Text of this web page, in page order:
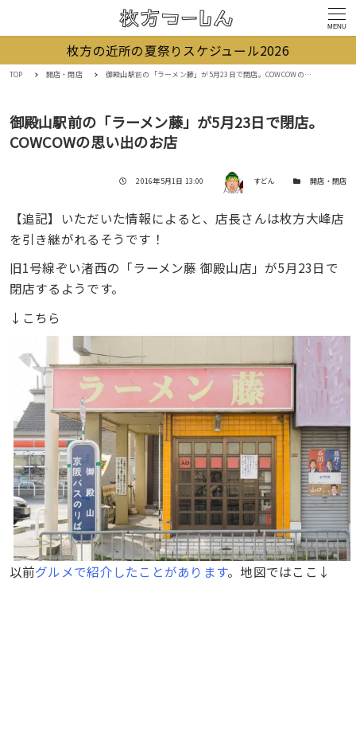
MENU
枚方の近所の夏祭りスケジュール2026
TOP 開店・閉店 御殿山駅前の「ラーメン藤」が5月23日で閉店。COWCOWの思い出のお店
御殿山駅前の「ラーメン藤」が5月23日で閉店。
COWCOWの思い出のお店
投稿日
2016年5月1日 13:00 著者 すどん カテゴリー開店・閉店
【追記】いただいた情報によると、店長さんは枚方大峰店
を引き継がれるそうです！
旧1号線ぞい渚西の「ラーメン藤 御殿山店」が5月23日で
閉店するようです。
↓こちら
以前グルメで紹介したことがあります。地図ではここ↓